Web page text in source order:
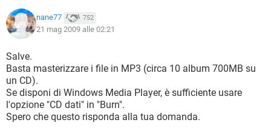
nane77 752
21 mag 2009 alle 02:21
Salve.
Basta masterizzare i file in MP3 (circa 10 album 700MB su
un CD).
Se disponi di Windows Media Player, è sufficiente usare
l'opzione "CD dati" in "Burn".
Spero che questo risponda alla tua domanda.